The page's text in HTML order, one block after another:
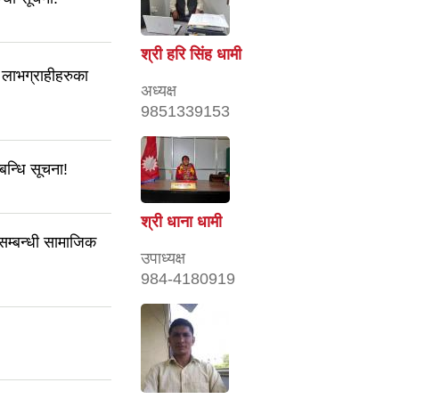
सूचना!
सामाजिक
श्री हरि सिंह धामी
अध्यक्ष
9851339153
श्री धाना धामी
उपाध्यक्ष
984-4180919